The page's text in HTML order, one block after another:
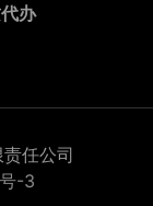
办
任公司
-3